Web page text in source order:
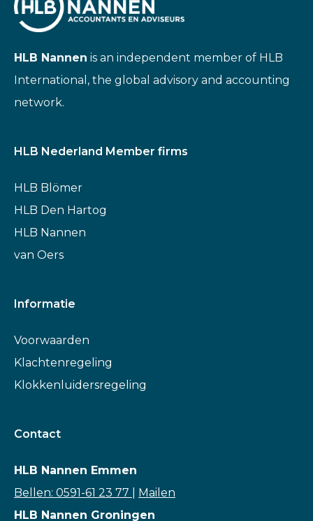
HLB Nannen is an independent member of HLB
International, the global advisory and accounting
network.
HLB Nederland Member firms
HLB Blömer
HLB Den Hartog
HLB Nannen
van Oers
Informatie
Voorwaarden
Klachtenregeling
Klokkenluidersregeling
Contact
HLB Nannen Emmen
Bellen: 0591-61 23 77
Mailen
HLB Nannen Groningen